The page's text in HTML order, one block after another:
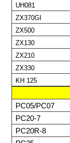
UH081
ZX370GI
ZX500
ZX130
ZX210
ZX330
KH 125
PC05/PC07
PC20-7
PC20R-8